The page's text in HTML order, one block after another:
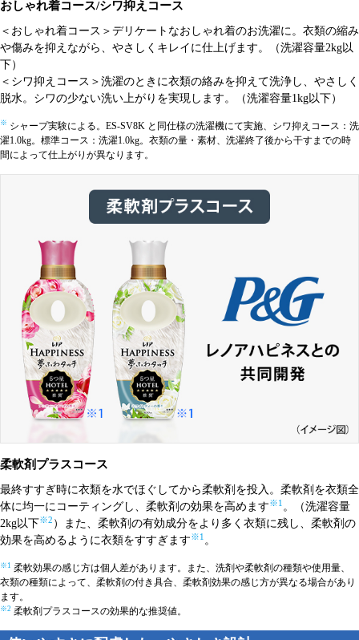
おしゃれ着コース/シワ抑えコース
＜おしゃれ着コース＞デリケートなおしゃれ着のお洗濯に。衣類の縮み
や傷みを抑えながら、やさしくキレイに仕上げます。（洗濯容量2kg以
下）
＜シワ抑えコース＞洗濯のときに衣類の絡みを抑えて洗浄し、やさしく
脱水。シワの少ない洗い上がりを実現します。（洗濯容量1kg以下）
※ シャープ実験による。ES-SV8K と同仕様の洗濯機にて実施、シワ抑えコース：洗
濯1.0kg。標準コース：洗濯1.0kg。衣類の量・素材、洗濯終了後から干すまでの時
間によって仕上がりが異なります。
柔軟剤プラスコース
最終すすぎ時に衣類を水でほぐしてから柔軟剤を投入。柔軟剤を衣類全
体に均一にコーティングし、柔軟剤の効果を高めます※1 。（洗濯容量
2kg以下※2 ）また、柔軟剤の有効成分をより多く衣類に残し、柔軟剤の
効果を高めるように衣類をすすぎます※1 。
※1 柔軟効果の感じ方は個人差があります。また、洗剤や柔軟剤の種類や使用量、
衣類の種類によって、柔軟剤の付き具合、柔軟剤効果の感じ方が異なる場合があり
ます。
※2 柔軟剤プラスコースの効果的な推奨値。